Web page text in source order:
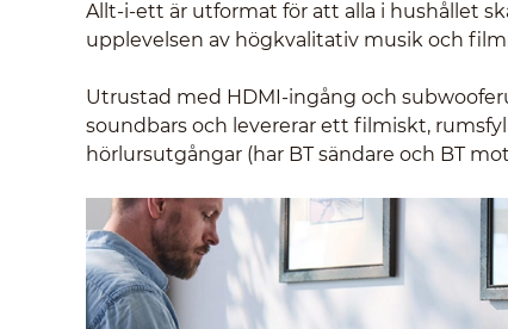
Allt-i-ett är utformat för att alla i hushållet
upplevelsen av högkvalitativ musik och
Utrustad med HDMI-ingång och
soundbars och levererar ett filmiskt,
hörlursutgångar (har BT sändare och BT